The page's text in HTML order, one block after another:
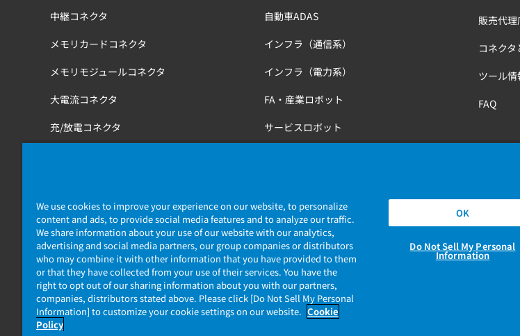
中継コネクタ
メモリカードコネクタ
メモリモジュールコネクタ
大電流コネクタ
充/放電コネクタ
自動車ADAS
インフラ（通信系）
インフラ（電力系）
FA・産業ロボット
サービスロボット
販売代
コネクタ
ツール情
FAQ
個人情報保護ポリシー JAE Cookie Policy マイナンバー情報保護ポリシー
We use cookies to improve your experience on our website, to personalize
content and ads, to provide social media features and to analyze our traffic.
We share information about your use of our website with our analytics,
advertising and social media partners, our group companies or distributors
who may combine it with other information that you have provided to them
or that they have collected from your use of their services. You have the
right to opt out of our sharing information about you with our partners,
companies, distributors stated above. Please click [Do Not Sell My Personal
Information] to customize your cookie settings on our website. Cookie
Policy
OK
Do Not Sell My Personal
Information